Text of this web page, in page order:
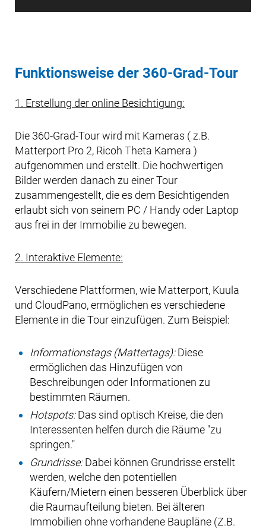
Funktionsweise der 360-Grad-Tour
1. Erstellung der online Besichtigung:
Die 360-Grad-Tour wird mit Kameras ( z.B.
Matterport Pro 2, Ricoh Theta Kamera )
aufgenommen und erstellt. Die hochwertigen
Bilder werden danach zu einer Tour
zusammengestellt, die es dem Besichtigenden
erlaubt sich von seinem PC / Handy oder Laptop
aus frei in der Immobilie zu bewegen.
2. Interaktive Elemente:
Verschiedene Plattformen, wie Matterport, Kuula
und CloudPano, ermöglichen es verschiedene
Elemente in die Tour einzufügen. Zum Beispiel:
Informationstags (Mattertags):Diese
ermöglichen das Hinzufügen von
Beschreibungen oder Informationen zu
bestimmten Räumen.
Hotspots:Das sind optisch Kreise, die den
Interessenten helfen durch die Räume "zu
springen."
Grundrisse:Dabei können Grundrisse erstellt
werden, welche den potentiellen
Käufern/Mietern einen besseren Überblick über
die Raumaufteilung bieten. Bei älteren
Immobilien ohne vorhandene Baupläne (Z.B.